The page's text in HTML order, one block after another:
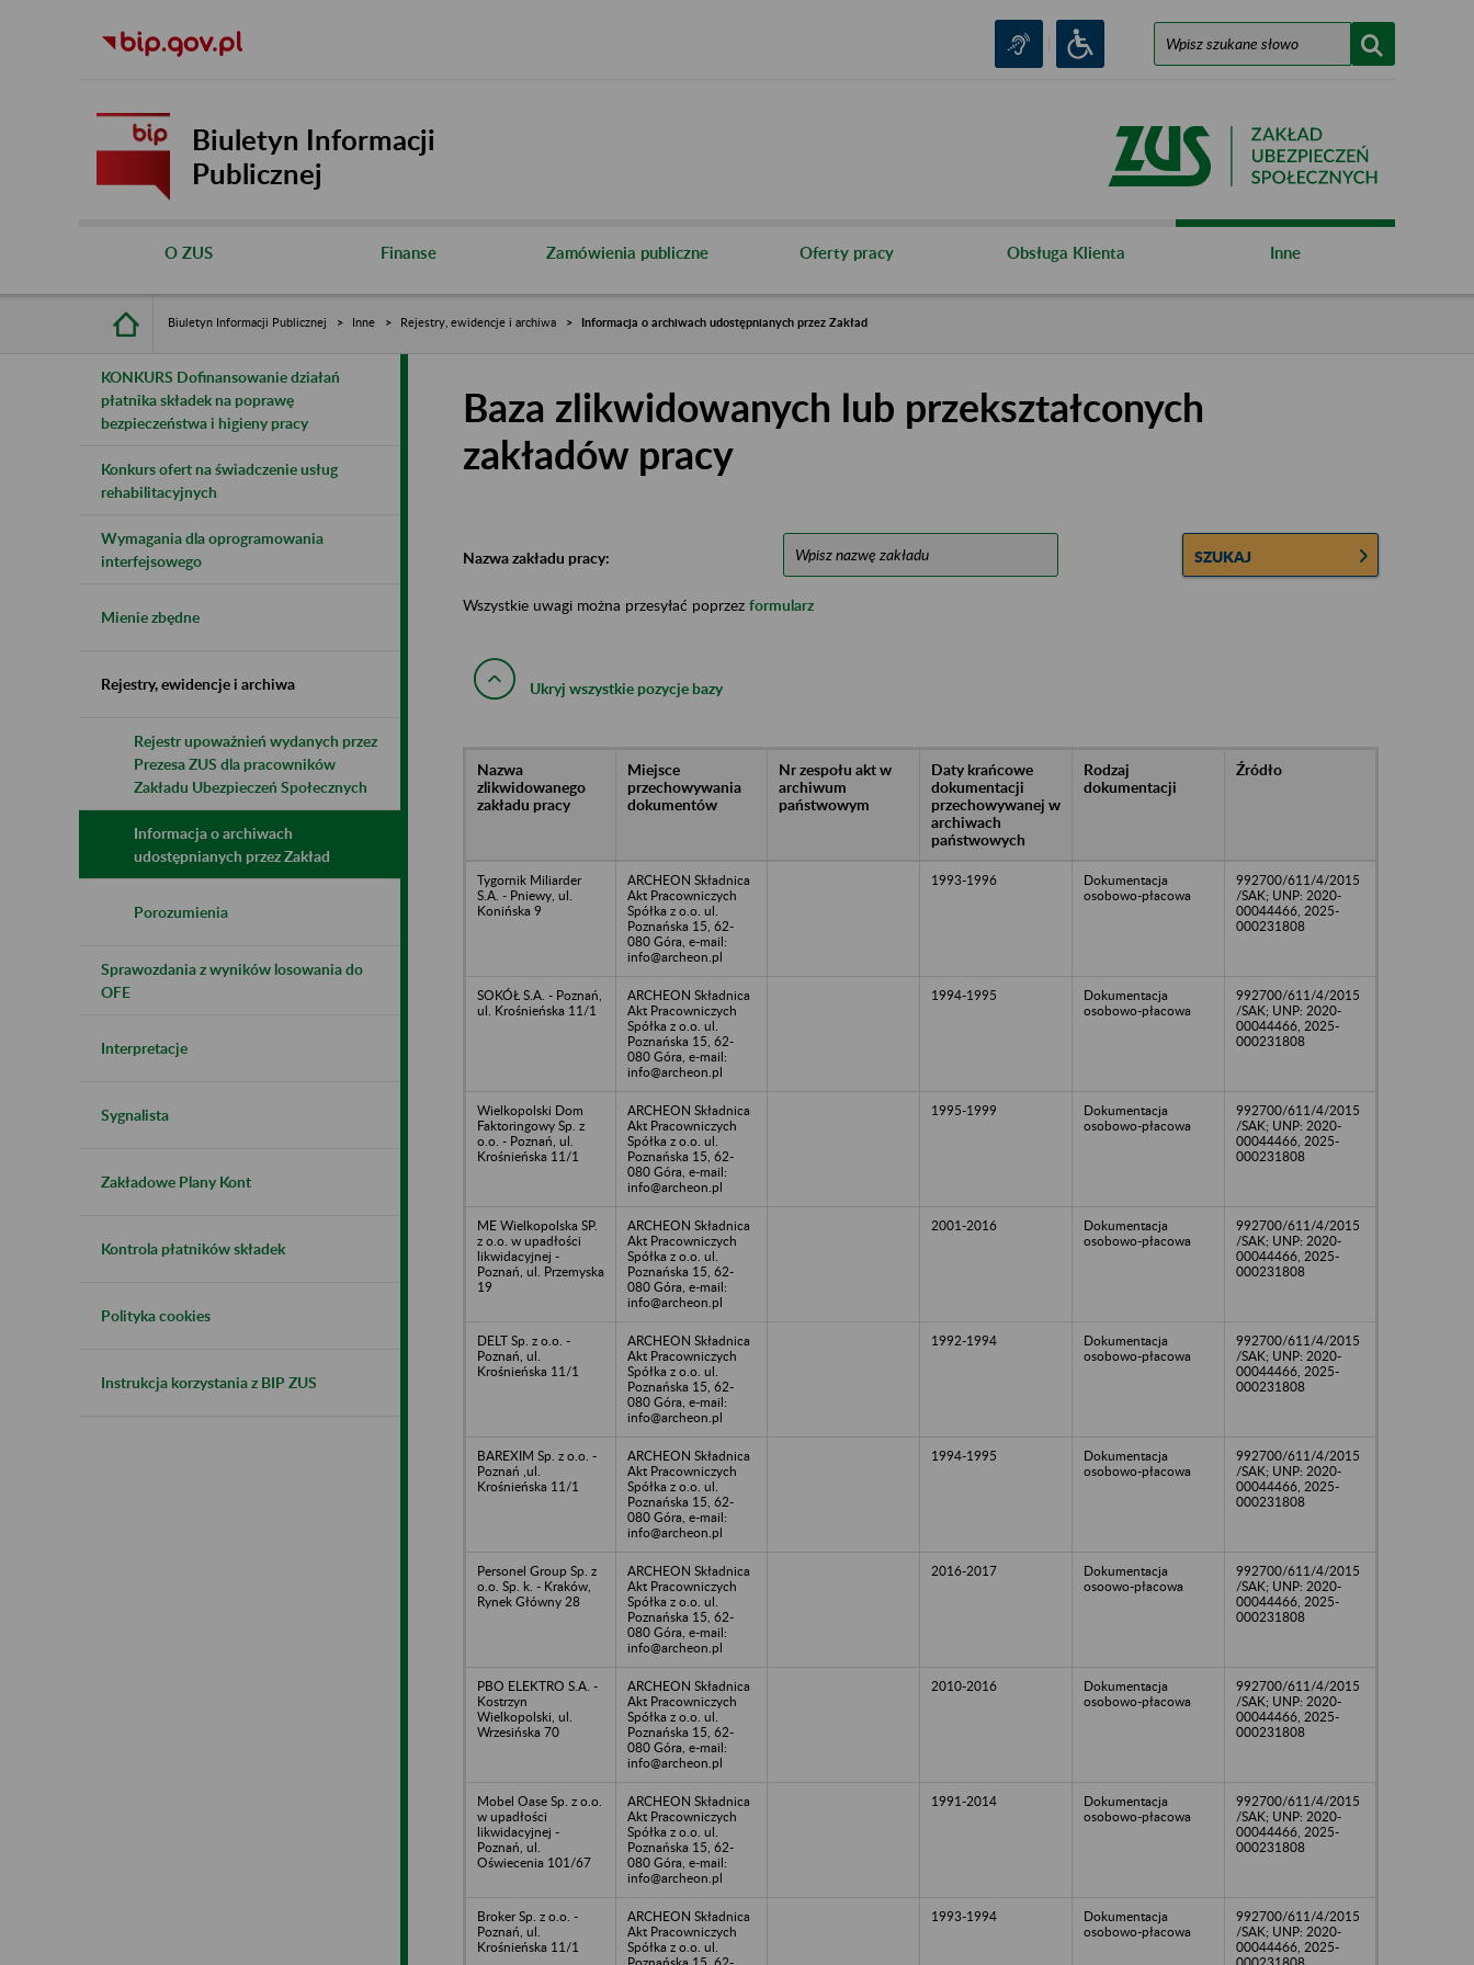
Biuletyn Informacji
Publicznej
O ZUS Finanse Zamówienia publiczne Oferty pracy Obsługa Klienta Inne
Biuletyn Informacji Publicznej Inne Rejestry, ewidencje i archiwa Informacja o archiwach udostępnianych przez Zakład
KONKURS Dofinansowanie działań
płatnika składek na poprawę
bezpieczeństwa i higieny pracy
Konkurs ofert na świadczenie usług
rehabilitacyjnych
Wymagania dla oprogramowania
interfejsowego
Mienie zbędne
Rejestry, ewidencje i archiwa
Rejestr upoważnień wydanych przez
Prezesa ZUS dla pracowników
Zakładu Ubezpieczeń Społecznych
Informacja o archiwach
udostępnianych przez Zakład
Porozumienia
Sprawozdania z wyników losowania do
OFE
Interpretacje
Sygnalista
Zakładowe Plany Kont
Kontrola płatników składek
Polityka cookies
Instrukcja korzystania z BIP ZUS
Baza zlikwidowanych lub przekształconych
zakładów pracy
Nazwa zakładu pracy: SZUKAJ
Wszystkie uwagi można przesyłać poprzez formularz
Ukryj wszystkie pozycje bazy
Nazwa
zlikwidowanego
zakładu pracy
Miejsce
przechowywania
dokumentów
Nr zespołu akt w
archiwum
państwowym
Daty krańcowe
dokumentacji
przechowywanej w
archiwach
państwowych
Rodzaj
dokumentacji
Źródło
Tygornik Miliarder
S.A. - Pniewy, ul.
Konińska 9
ARCHEON Składnica
Akt Pracowniczych
Spółka z o.o. ul.
Poznańska 15, 62-
080 Góra, e-mail:
info@archeon.pl
1993-1996
Dokumentacja
osobowo-płacowa
992700/611/4/2015
/SAK; UNP: 2020-
00044466, 2025-
000231808
SOKÓŁ S.A. - Poznań,
ul. Krośnieńska 11/1
ARCHEON Składnica
Akt Pracowniczych
Spółka z o.o. ul.
Poznańska 15, 62-
080 Góra, e-mail:
info@archeon.pl
1994-1995
Dokumentacja
osobowo-płacowa
992700/611/4/2015
/SAK; UNP: 2020-
00044466, 2025-
000231808
Wielkopolski Dom
Faktoringowy Sp. z
o.o. - Poznań, ul.
Krośnieńska 11/1
ARCHEON Składnica
Akt Pracowniczych
Spółka z o.o. ul.
Poznańska 15, 62-
080 Góra, e-mail:
info@archeon.pl
1995-1999
Dokumentacja
osobowo-płacowa
992700/611/4/2015
/SAK; UNP: 2020-
00044466, 2025-
000231808
ME Wielkopolska SP.
z o.o. w upadłości
likwidacyjnej -
Poznań, ul. Przemyska
19
ARCHEON Składnica
Akt Pracowniczych
Spółka z o.o. ul.
Poznańska 15, 62-
080 Góra, e-mail:
info@archeon.pl
2001-2016
Dokumentacja
osobowo-płacowa
992700/611/4/2015
/SAK; UNP: 2020-
00044466, 2025-
000231808
DELT Sp. z o.o. -
Poznań, ul.
Krośnieńska 11/1
ARCHEON Składnica
Akt Pracowniczych
Spółka z o.o. ul.
Poznańska 15, 62-
080 Góra, e-mail:
info@archeon.pl
1992-1994
Dokumentacja
osobowo-płacowa
992700/611/4/2015
/SAK; UNP: 2020-
00044466, 2025-
000231808
BAREXIM Sp. z o.o. -
Poznań ,ul.
Krośnieńska 11/1
ARCHEON Składnica
Akt Pracowniczych
Spółka z o.o. ul.
Poznańska 15, 62-
080 Góra, e-mail:
info@archeon.pl
1994-1995
Dokumentacja
osobowo-płacowa
992700/611/4/2015
/SAK; UNP: 2020-
00044466, 2025-
000231808
Personel Group Sp. z
o.o. Sp. k. - Kraków,
Rynek Główny 28
ARCHEON Składnica
Akt Pracowniczych
Spółka z o.o. ul.
Poznańska 15, 62-
080 Góra, e-mail:
info@archeon.pl
2016-2017
Dokumentacja
osoowo-płacowa
992700/611/4/2015
/SAK; UNP: 2020-
00044466, 2025-
000231808
PBO ELEKTRO S.A. -
Kostrzyn
Wielkopolski, ul.
Wrzesińska 70
ARCHEON Składnica
Akt Pracowniczych
Spółka z o.o. ul.
Poznańska 15, 62-
080 Góra, e-mail:
info@archeon.pl
2010-2016
Dokumentacja
osobowo-płacowa
992700/611/4/2015
/SAK; UNP: 2020-
00044466, 2025-
000231808
Mobel Oase Sp. z o.o.
w upadłości
likwidacyjnej -
Poznań, ul.
Oświecenia 101/67
ARCHEON Składnica
Akt Pracowniczych
Spółka z o.o. ul.
Poznańska 15, 62-
080 Góra, e-mail:
info@archeon.pl
1991-2014
Dokumentacja
osobowo-płacowa
992700/611/4/2015
/SAK; UNP: 2020-
00044466, 2025-
000231808
Broker Sp. z o.o. -
Poznań, ul.
Krośnieńska 11/1
ARCHEON Składnica
Akt Pracowniczych
Spółka z o.o. ul.
1993-1994
Dokumentacja
osobowo-płacowa
992700/611/4/2015
/SAK; UNP: 2020-
00044466, 2025-